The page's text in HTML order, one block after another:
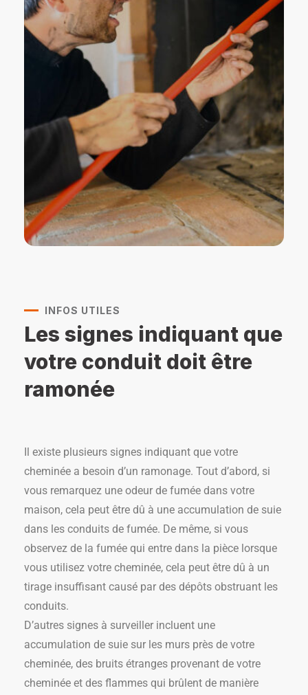
INFOS UTILES
Les signes indiquant que
votre conduit doit être
ramonée
Il existe plusieurs signes indiquant que votre
cheminée a besoin d’un ramonage. Tout d’abord, si
vous remarquez une odeur de fumée dans votre
maison, cela peut être dû à une accumulation de suie
dans les conduits de fumée. De même, si vous
observez de la fumée qui entre dans la pièce lorsque
vous utilisez votre cheminée, cela peut être dû à un
tirage insuffisant causé par des dépôts obstruant les
conduits.
D’autres signes à surveiller incluent une
accumulation de suie sur les murs près de votre
cheminée, des bruits étranges provenant de votre
cheminée et des flammes qui brûlent de manière